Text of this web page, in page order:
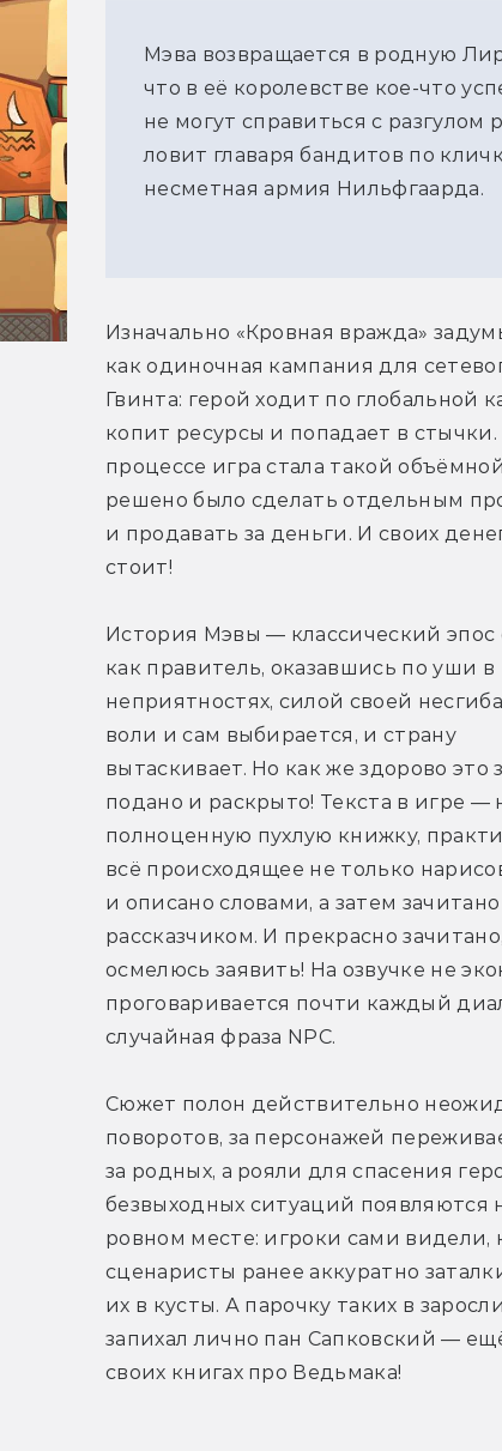
Мэва возвращается в родную
что в её королевстве кое-что
не могут справиться с разгулом
ловит главаря бандитов по
несметная армия Нильфгаарда.
Изначально «Кровная вражда»
как одиночная кампания для
Гвинта: герой ходит по глобальной
копит ресурсы и попадает в стычки.
процессе игра стала такой
решено было сделать отдельным
и продавать за деньги. И своих
стоит!
История Мэвы — классический эпос
как правитель, оказавшись по уши в
неприятностях, силой своей
воли и сам выбирается, и страну
вытаскивает. Но как же здорово это
подано и раскрыто! Текста в игре —
полноценную пухлую книжку,
всё происходящее не только
и описано словами, а затем зачитано
рассказчиком. И прекрасно зачитано,
осмелюсь заявить! На озвучке не
проговаривается почти каждый
случайная фраза NPC.
Сюжет полон действительно
поворотов, за персонажей
за родных, а рояли для спасения
безвыходных ситуаций появляются
ровном месте: игроки сами видели,
сценаристы ранее аккуратно
их в кусты. А парочку таких в заросли
запихал лично пан Сапковский —
своих книгах про Ведьмака!